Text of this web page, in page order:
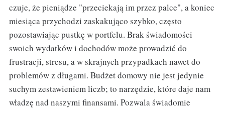
czuje, że pieniądze "przeciekają im przez palce", a koniec
miesiąca przychodzi zaskakująco szybko, często
pozostawiając pustkę w portfelu. Brak świadomości
swoich wydatków i dochodów może prowadzić do
frustracji, stresu, a w skrajnych przypadkach nawet do
problemów z długami. Budżet domowy nie jest jedynie
suchym zestawieniem liczb; to narzędzie, które daje nam
władzę nad naszymi finansami. Pozwala świadomie